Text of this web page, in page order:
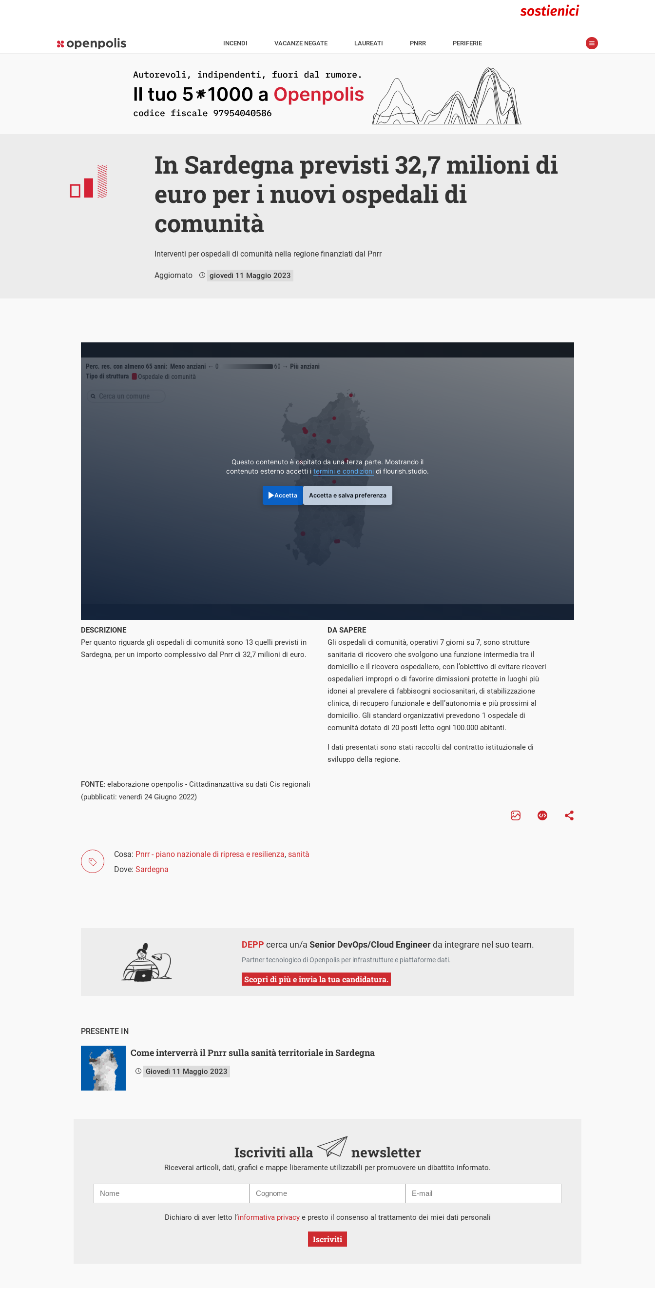
INCENDI VACANZE NEGATE LAUREATI PNRR PERIFERIE
In Sardegna previsti 32,7 milioni di
euro per i nuovi ospedali di
comunità
Interventi per ospedali di comunità nella regione finanziati dal Pnrr
Aggiornato giovedì 11 Maggio 2023
Questo contenuto è ospitato da una terza parte. Mostrando il
contenuto esterno accetti i termini e condizioni di flourish.studio.
Accetta Accetta e salva preferenza
DESCRIZIONE
Per quanto riguarda gli ospedali di comunità sono 13 quelli previsti in
Sardegna, per un importo complessivo dal Pnrr di 32,7 milioni di euro.
DA SAPERE
Gli ospedali di comunità, operativi 7 giorni su 7, sono strutture
sanitaria di ricovero che svolgono una funzione intermedia tra il
domicilio e il ricovero ospedaliero, con l’obiettivo di evitare ricoveri
ospedalieri impropri o di favorire dimissioni protette in luoghi più
idonei al prevalere di fabbisogni sociosanitari, di stabilizzazione
clinica, di recupero funzionale e dell’autonomia e più prossimi al
domicilio. Gli standard organizzativi prevedono 1 ospedale di
comunità dotato di 20 posti letto ogni 100.000 abitanti.
I dati presentati sono stati raccolti dal contratto istituzionale di
sviluppo della regione.
FONTE: elaborazione openpolis - Cittadinanzattiva su dati Cis regionali
(pubblicati: venerdì 24 Giugno 2022)
Cosa: Pnrr - piano nazionale di ripresa e resilienza, sanità
Dove: Sardegna
DEPP cerca un/aSenior DevOps/Cloud Engineerda integrare nel suo team.
Partner tecnologico di Openpolis per infrastrutture e piattaforme dati.
Scopri di più e invia la tua candidatura.
PRESENTE IN
Come interverrà il Pnrr sulla sanità territoriale in Sardegna
Giovedì 11 Maggio 2023
Iscriviti alla newsletter
Riceverai articoli, dati, grafici e mappe liberamente utilizzabili per promuovere un dibattito informato.
mail
Dichiaro di aver letto l’informativa privacye presto il consenso al trattamento dei miei dati personali
Iscriviti